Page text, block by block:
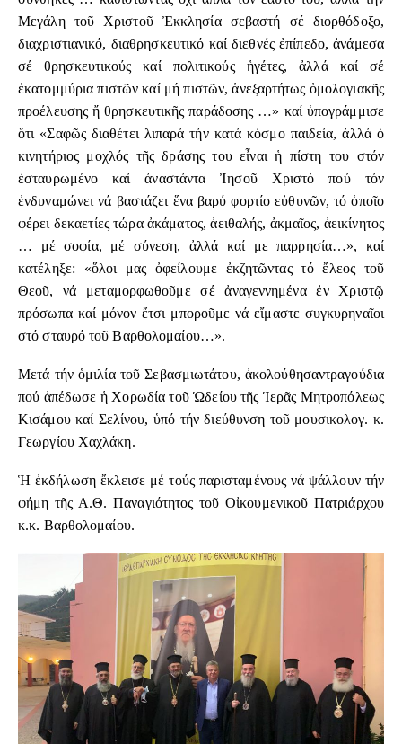
Μεγάλη τοῦ Χριστοῦ Ἐκκλησία σεβαστή σέ διορθόδοξο,
διαχριστιανικό, διαθρησκευτικό καί διεθνές ἐπίπεδο, ἀνάμεσα
σέ θρησκευτικούς καί πολιτικούς ἡγέτες, ἀλλά καί σέ
ἐκατομμύρια πιστῶν καί μή πιστῶν, ἀνεξαρτήτως ὁμολογιακῆς
προέλευσης ἤ θρησκευτικῆς παράδοσης …» καί ὑπογράμμισε
ὅτι «Σαφῶς διαθέτει λιπαρά τήν κατά κόσμο παιδεία, ἀλλά ὁ
κινητήριος μοχλός τῆς δράσης του εἶναι ἡ πίστη του στόν
ἐσταυρωμένο καί ἀναστάντα Ἰησοῦ Χριστό πού τόν
ἐνδυναμώνει νά βαστάζει ἕνα βαρύ φορτίο εὐθυνῶν, τό ὁποῖο
φέρει δεκαετίες τώρα ἀκάματος, ἀειθαλής, ἀκμαῖος, ἀεικίνητος
… μέ σοφία, μέ σύνεση, ἀλλά καί με παρρησία…», καί
κατέληξε: «ὅλοι μας ὀφείλουμε ἐκζητῶντας τό ἔλεος τοῦ
Θεοῦ, νά μεταμορφωθοῦμε σέ ἀναγεννημένα ἐν Χριστῷ
πρόσωπα καί μόνον ἔτσι μποροῦμε νά εἴμαστε συγκυρηναῖοι
στό σταυρό τοῦ Βαρθολομαίου…».
Μετά τήν ὁμιλία τοῦ Σεβασμιωτάτου, ἀκολούθησαντραγούδια
πού ἀπέδωσε ἡ Χορωδία τοῦ Ὡδείου τῆς Ἱερᾶς Μητροπόλεως
Κισάμου καί Σελίνου, ὑπό τήν διεύθυνση τοῦ μουσικολογ. κ.
Γεωργίου Χαχλάκη.
Ἡ ἐκδήλωση ἔκλεισε μέ τούς παρισταμένους νά ψάλλουν τήν
φήμη τῆς Α.Θ. Παναγιότητος τοῦ Οἰκουμενικοῦ Πατριάρχου
κ.κ. Βαρθολομαίου.